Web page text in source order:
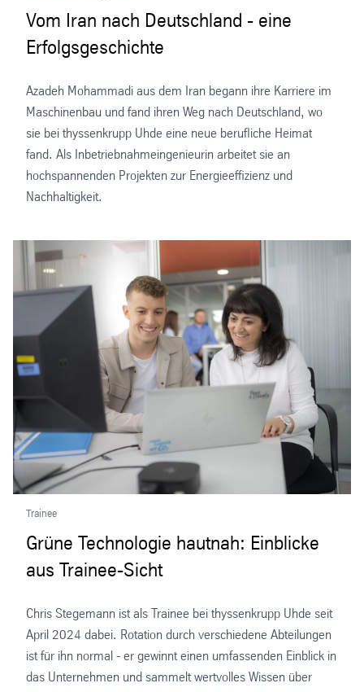
Vom Iran nach Deutschland - eine
Erfolgsgeschichte
Azadeh Mohammadi aus dem Iran begann ihre Karriere im
Maschinenbau und fand ihren Weg nach Deutschland, wo
sie bei thyssenkrupp Uhde eine neue berufliche Heimat
fand. Als Inbetriebnahmeingenieurin arbeitet sie an
hochspannenden Projekten zur Energieeffizienz und
Nachhaltigkeit.
Trainee
Grüne Technologie hautnah: Einblicke
aus Trainee-Sicht
Chris Stegemann ist als Trainee bei thyssenkrupp Uhde seit
April 2024 dabei. Rotation durch verschiedene Abteilungen
ist für ihn normal - er gewinnt einen umfassenden Einblick in
das Unternehmen und sammelt wertvolles Wissen über